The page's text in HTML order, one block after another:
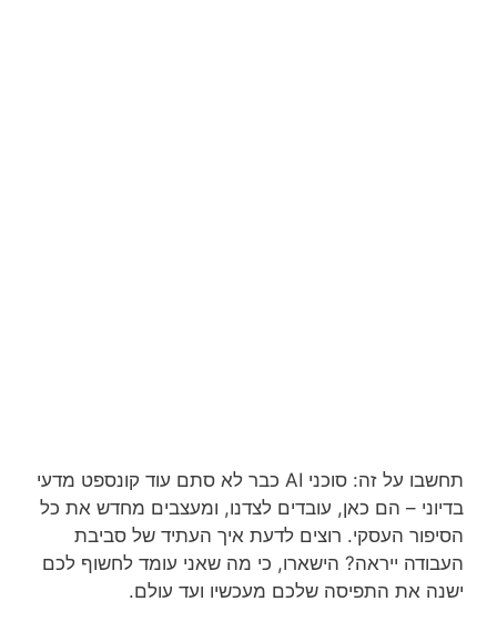
תחשבו על זה: סוכני AI כבר לא סתם עוד קונספט מדעי
בדיוני – הם כאן, עובדים לצדנו, ומעצבים מחדש את כל
הסיפור העסקי. רוצים לדעת איך העתיד של סביבת
העבודה ייראה? הישארו, כי מה שאני עומד לחשוף לכם
ישנה את התפיסה שלכם מעכשיו ועד עולם.